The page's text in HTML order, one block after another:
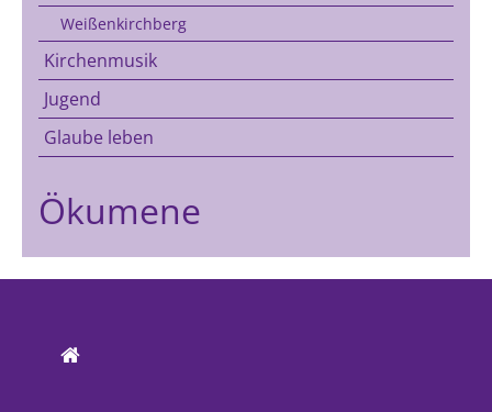
Weißenkirchberg
Kirchenmusik
Jugend
Glaube leben
Ökumene